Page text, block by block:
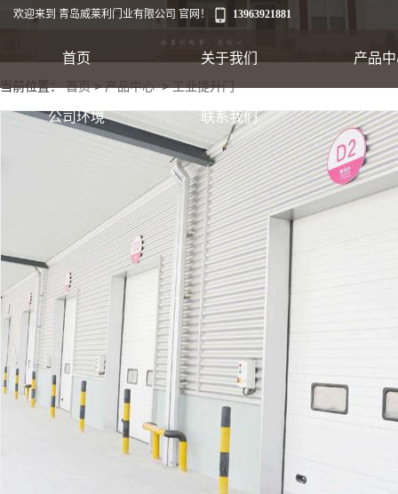
欢迎来到 青岛威莱利门业有限公司 官网！ 13963921881
首页 关于我们 产品
出口集装箱卷帘
快速堆积门
公司环境 联系我们
当前位置：首页>产品中心>工业提升门